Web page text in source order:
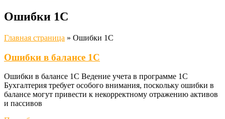
Ошибки 1С
Главная страница » Ошибки 1С
Ошибки в балансе 1С
Ошибки в балансе 1С Ведение учета в программе 1С
Бухгалтерия требует особого внимания, поскольку ошибки в
балансе могут привести к некорректному отражению активов
и пассивов